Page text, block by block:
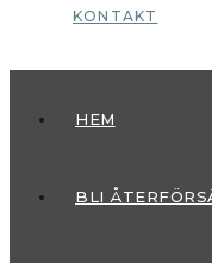
KONTAKT
HEM
BLI